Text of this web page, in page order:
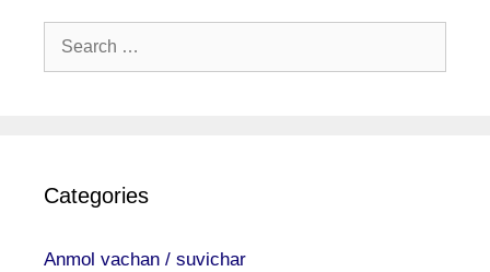
Search
Categories
Anmol vachan / suvichar